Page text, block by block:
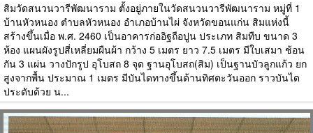
สิมวัดสนวนวารีพัฒนาราม ตั้งอยู่ภายในวัดสนวนวารีพัฒนาราม หมู่ที่ 1
บ้านหัวหนอง ตำบลหัวหนอง อำเภอบ้านไผ่ จังหวัดขอนแก่น สิมแห่งนี้
สร้างขึ้นเมื่อ พ.ศ. 2460 เป็นอาคารก่ออิฐถือปูน ประเภท สิมทืบ ขนาด 3
ห้อง แผนผังรูปสี่เหลี่ยมผืนผ้า กว้าง 5 เมตร ยาว 7.5 เมตร มีใบเสมา ช้อน
กัน 3 แผ่น วางปักรูป อุโบสถ 8 จุด ฐานอุโบสถ(สิม) เป็นฐานบัวลูกแก้ว ยก
สูงจากพื้น ประมาณ 1 เมตร มีบันไดทางขึ้นด้านทิศตะวันออก ราวบันได
ประดับด้วย น...